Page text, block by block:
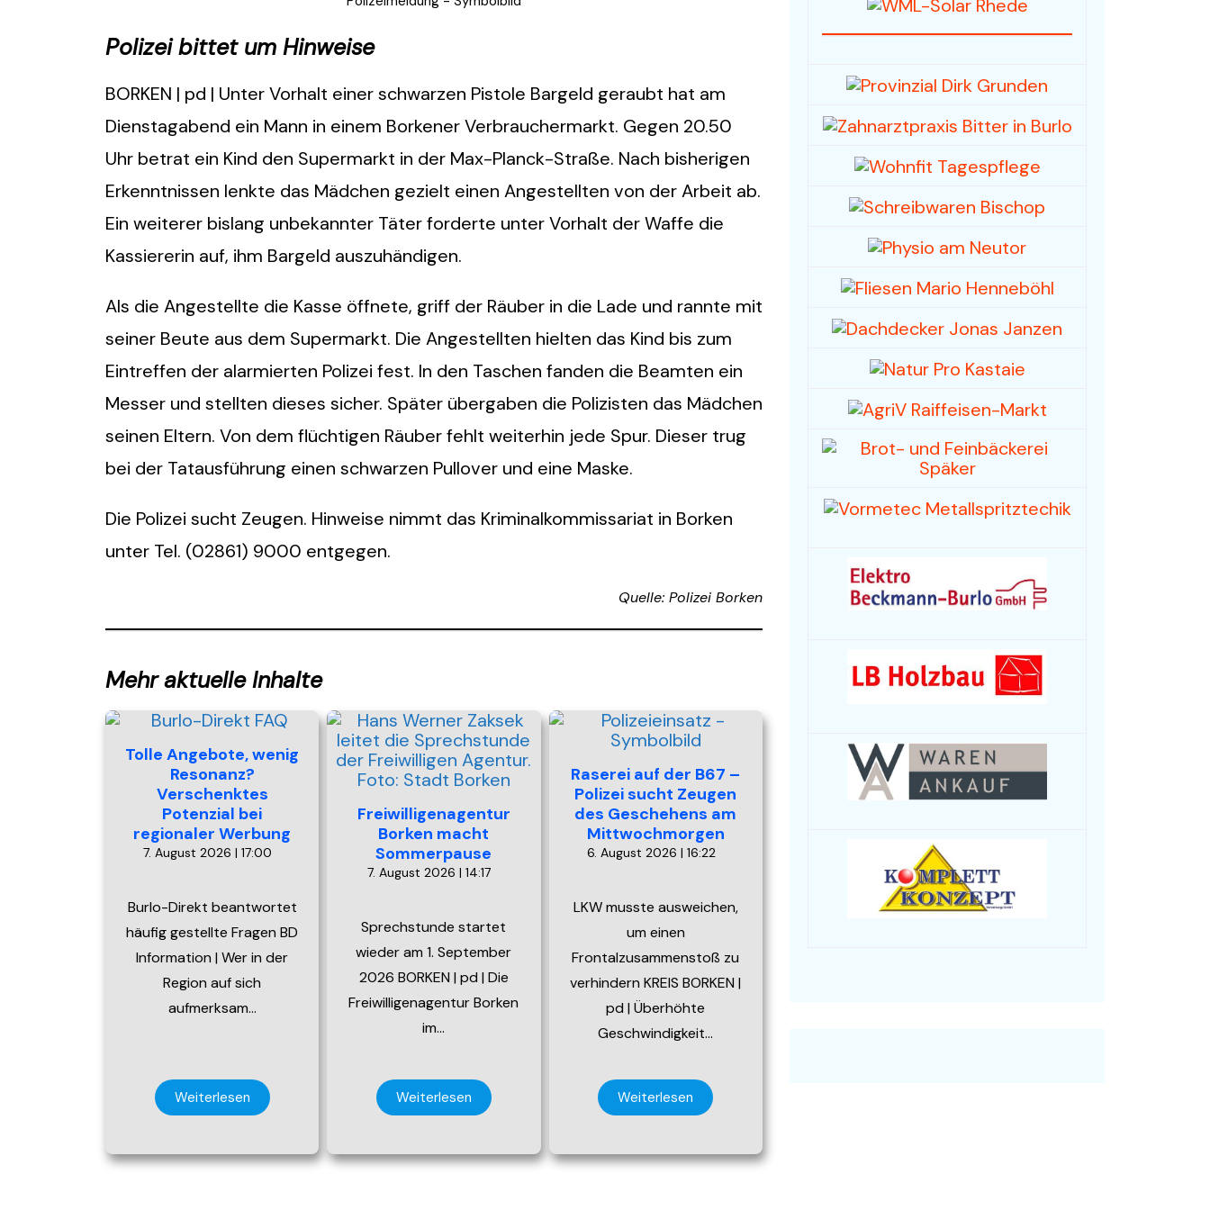
Fahrzeuge / Fahrräder
Mode / Bekleidung
Hobby/Musikinstrumente
& Zubehör
Spielwaren /
Sammlerstücke
Sport, -kleidung & -
geräte
Polizei bittet um Hinweise
BORKEN | pd | Unter Vorhalt einer schwarzen Pistole Bargeld geraubt hat am
Dienstagabend ein Mann in einem Borkener Verbrauchermarkt. Gegen 20.50
Uhr betrat ein Kind den Supermarkt in der Max-Planck-Straße. Nach bisherigen
Erkenntnissen lenkte das Mädchen gezielt einen Angestellten von der Arbeit ab.
Ein weiterer bislang unbekannter Täter forderte unter Vorhalt der Waffe die
Kassiererin auf, ihm Bargeld auszuhändigen.
Als die Angestellte die Kasse öffnete, griff der Räuber in die Lade und rannte mit
seiner Beute aus dem Supermarkt. Die Angestellten hielten das Kind bis zum
Eintreffen der alarmierten Polizei fest. In den Taschen fanden die Beamten ein
Messer und stellten dieses sicher. Später übergaben die Polizisten das Mädchen
seinen Eltern. Von dem flüchtigen Räuber fehlt weiterhin jede Spur. Dieser trug
bei der Tatausführung einen schwarzen Pullover und eine Maske.
Die Polizei sucht Zeugen. Hinweise nimmt das Kriminalkommissariat in Borken
unter Tel. (02861) 9000 entgegen.
Quelle: Polizei Borken
Mehr aktuelle Inhalte
Tolle Angebote, wenig
Resonanz?
Verschenktes
Potenzial bei
regionaler Werbung
7. August 2026 | 17:00
Burlo-Direkt beantwortet
häufig gestellte Fragen BD
Information | Wer in der
Region auf sich
aufmerksam…
Weiterlesen
Freiwilligenagentur
Borken macht
Sommerpause
7. August 2026 | 14:17
Sprechstunde startet
wieder am 1. September
2026 BORKEN | pd | Die
Freiwilligenagentur Borken
im…
Weiterlesen
Raserei auf der B67 –
Polizei sucht Zeugen
des Geschehens am
Mittwochmorgen
6. August 2026 | 16:22
LKW musste ausweichen,
um einen
Frontalzusammenstoß zu
verhindern KREIS BORKEN |
pd | Überhöhte
Geschwindigkeit…
Weiterlesen